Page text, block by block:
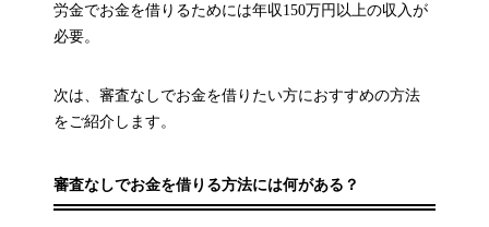
労金でお金を借りるためには年収150万円以上の収入が
必要。
次は、審査なしでお金を借りたい方におすすめの方法
をご紹介します。
審査なしでお金を借りる方法には何がある？